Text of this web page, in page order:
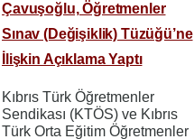
Çavuşoğlu, Öğretmenler
Sınav (Değişiklik) Tüzüğü’ne
İlişkin Açıklama Yaptı
Kıbrıs Türk Öğretmenler
Sendikası (KTÖS) ve Kıbrıs
Türk Orta Eğitim Öğretmenler